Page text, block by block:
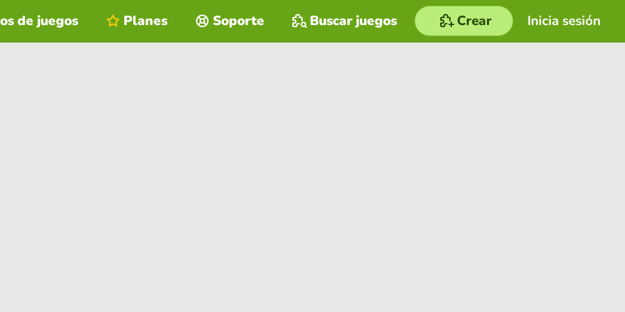
Inicia sesión
de juegos Planes Soporte Buscar juegos Crear